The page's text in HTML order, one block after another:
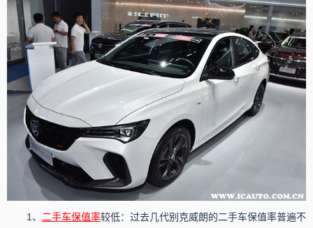
1、 二手车保值率较低：过去几代别克威朗的二手车保值率普遍不